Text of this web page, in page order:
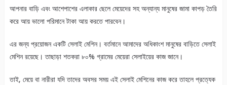
আপনার বাড়ি এবং আশেপাশের এলাকার ছেলে মেয়েদের সহ অন্যান্য মানুষের জামা কাপড় তৈরি
করে আয় ভালো পরিমানে টাকা আয় করতে পারবেন।
এর জন্য প্রয়োজন একটি সেলাই মেশিন। বর্তমানে আমাদের অধিকাংশ মানুষের বাড়িতে সেলাই
মেশিন রয়েছে। তাছাড়া শতকরা ৮০% গ্রামের মেয়েরা সেলাইয়ের কাজ জানে।
তাই, মেয়ে বা নারীরা যদি তাদের অবসর সময় এই সেলাই মেশিনের কাজ করে তাহলে প্রত্যেক